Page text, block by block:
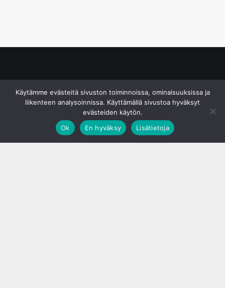
Käytämme evästeitä sivuston toiminnoissa, ominaisuuksissa ja
liikenteen analysoinnissa. Käyttämällä sivustoa hyväksyt
evästeiden käytön.
Ok
En hyväksy Lisätietoja